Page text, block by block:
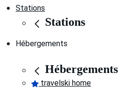
Stations
Stations
Hébergements
Hébergements
travelski home